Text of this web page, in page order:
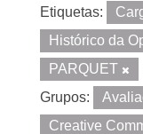
Etiquetas:
Histórico da
PARQUET
Grupos:
Creative